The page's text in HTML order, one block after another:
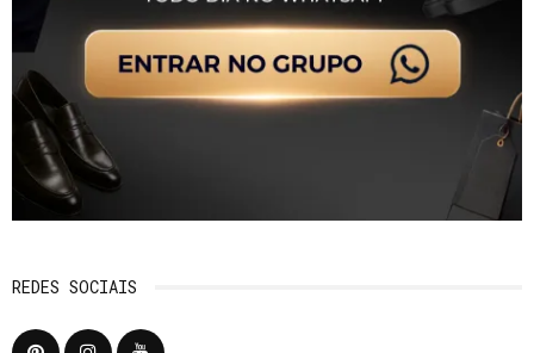
REDES SOCIAIS